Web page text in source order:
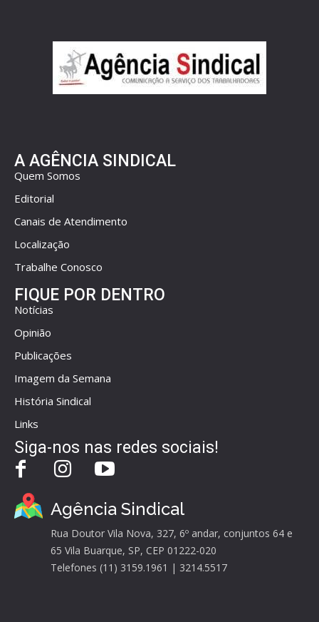
A AGÊNCIA SINDICAL
Quem Somos
Editorial
Canais de Atendimento
Localização
Trabalhe Conosco
FIQUE POR DENTRO
Notícias
Opinião
Publicações
Imagem da Semana
História Sindical
Links
Siga-nos nas redes sociais!
Agência Sindical
Rua Doutor Vila Nova, 327, 6º andar, conjuntos 64 e
65 Vila Buarque, SP, CEP 01222-020
Telefones (11) 3159.1961 | 3214.5517